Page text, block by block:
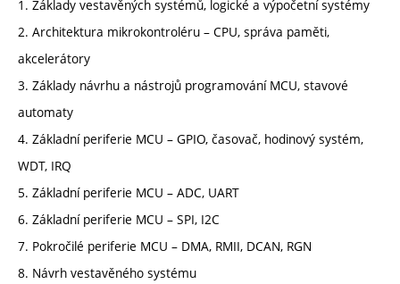
1. Základy vestavěných systémů, logické a výpočetní systémy
2. Architektura mikrokontroléru – CPU, správa paměti,
akcelerátory
3. Základy návrhu a nástrojů programování MCU, stavové
automaty
4. Základní periferie MCU – GPIO, časovač, hodinový systém,
WDT, IRQ
5. Základní periferie MCU – ADC, UART
6. Základní periferie MCU – SPI, I2C
7. Pokročilé periferie MCU – DMA, RMII, DCAN, RGN
8. Návrh vestavěného systému